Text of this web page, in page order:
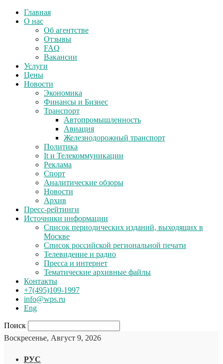
Главная
О нас
Об агентстве
Отзывы
FAQ
Вакансии
Услуги
Цены
Новости
Экономика
Финансы и Бизнес
Транспорт
Автопромышленность
Авиация
Железнодорожный транспорт
Политика
It и Телекоммуникации
Реклама
Спорт
Аналитические обзоры
Новости
Архив
Пресс-рейтинги
Источники информации
Список периодических изданий, выходящих в
Москве
Список российской региональной печати
Телевидение и радио
Пресса и интернет
Тематические архивные файлы
Контакты
+7(495)109-1997
info@wps.ru
Eng
Поиск
Воскресенье, Август 9, 2026
РУС